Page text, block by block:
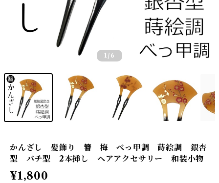
1 /6
かんざし 髪飾り 簪 梅 べっ甲調 蒔絵調 銀杏
型 バチ型 2本挿し ヘアアクセサリー 和装小物
¥1,800